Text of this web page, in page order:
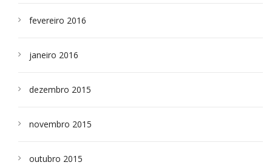
fevereiro 2016
janeiro 2016
dezembro 2015
novembro 2015
outubro 2015